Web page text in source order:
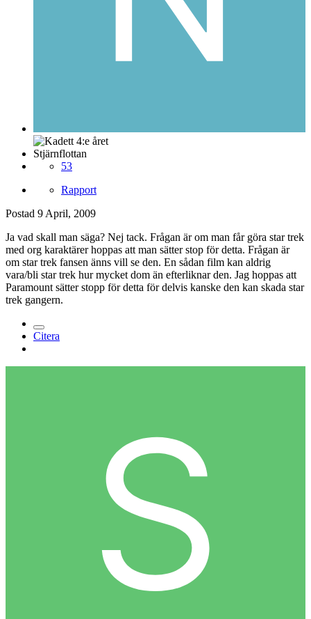
Stjärnflottan
53
Rapport
Postad 9 April, 2009
Ja vad skall man säga? Nej tack. Frågan är om man får göra star trek
med org karaktärer hoppas att man sätter stop för detta. Frågan är
om star trek fansen änns vill se den. En sådan film kan aldrig
vara/bli star trek hur mycket dom än efterliknar den. Jag hoppas att
Paramount sätter stopp för detta för delvis kanske den kan skada star
trek gangern.
Citera